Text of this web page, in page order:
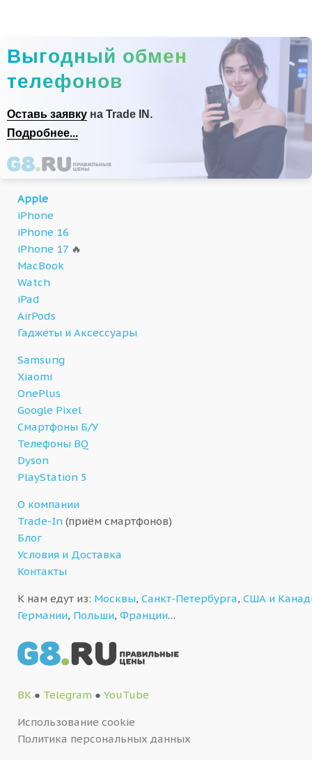
Выгодный обмен
телефонов
Оставь заявку на Trade IN.
Подробнее...
Apple
iPhone
iPhone 16
iPhone 17 🔥
MacBook
Watch
iPad
AirPods
Гаджеты и Аксессуары
Samsung
Xiaomi
OnePlus
Google Pixel
Смартфоны Б/У
Телефоны BQ
Dyson
PlayStation 5
О компании
Trade-In (приём смартфонов)
Блог
Условия и Доставка
Контакты
К нам едут из: Москвы, Санкт-Петербурга, США и
Германии, Польши, Франции…
ВК ● Telegram ● YouTube
Использование cookie
Политика персональных данных